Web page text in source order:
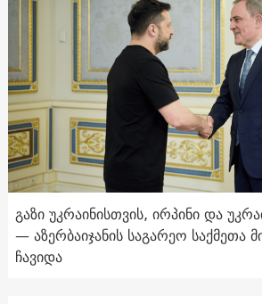
გაზი უკრაინისთვის, ირპინი და
— აზერბაიჯანის საგარეო საქმეთა
ჩავიდა